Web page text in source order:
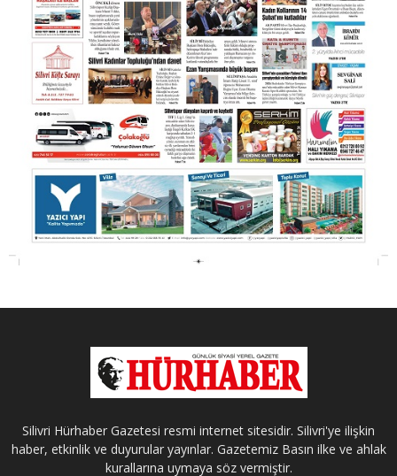
Silivri Hürhaber Gazetesi resmi internet sitesidir. Silivri'ye ilişkin
haber, etkinlik ve duyurular yayınlar. Gazetemiz Basın ilke ve ahlak
kurallarına uymaya söz vermiştir.